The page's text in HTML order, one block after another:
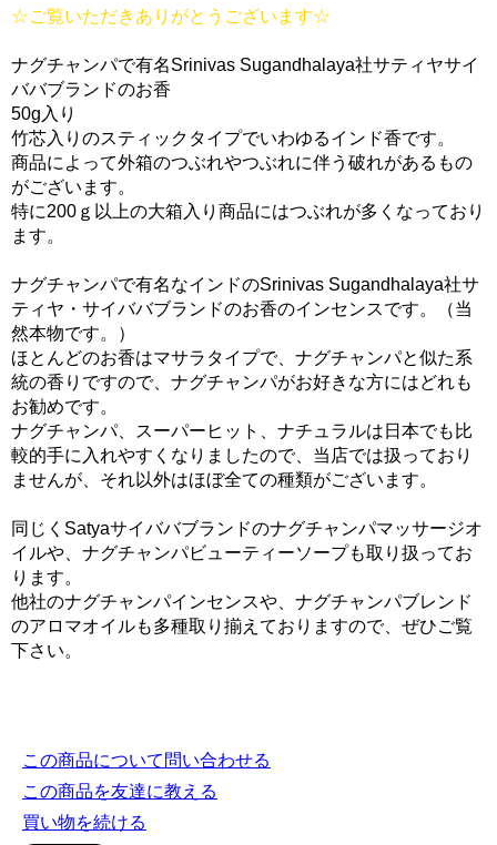
☆ご覧いただきありがとうございます☆
ナグチャンパで有名Srinivas Sugandhalaya社サティヤサイ
ババブランドのお香
50g入り
竹芯入りのスティックタイプでいわゆるインド香です。
商品によって外箱のつぶれやつぶれに伴う破れがあるもの
がございます。
特に200ｇ以上の大箱入り商品にはつぶれが多くなっており
ます。
ナグチャンパで有名なインドのSrinivas Sugandhalaya社サ
ティヤ・サイババブランドのお香のインセンスです。（当
然本物です。）
ほとんどのお香はマサラタイプで、ナグチャンパと似た系
統の香りですので、ナグチャンパがお好きな方にはどれも
お勧めです。
ナグチャンパ、スーパーヒット、ナチュラルは日本でも比
較的手に入れやすくなりましたので、当店では扱っており
ませんが、それ以外はほぼ全ての種類がございます。
同じくSatyaサイババブランドのナグチャンパマッサージオ
イルや、ナグチャンパビューティーソープも取り扱ってお
ります。
他社のナグチャンパインセンスや、ナグチャンパブレンド
のアロマオイルも多種取り揃えておりますので、ぜひご覧
下さい。
この商品について問い合わせる
この商品を友達に教える
買い物を続ける